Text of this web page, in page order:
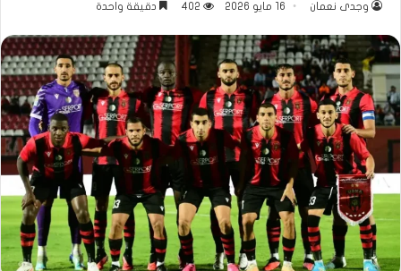
وجدى نعمان 16 مايو 2026 402 دقيقة واحدة